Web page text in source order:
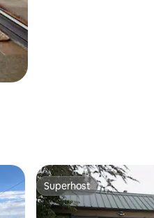
Superhost
Superhost